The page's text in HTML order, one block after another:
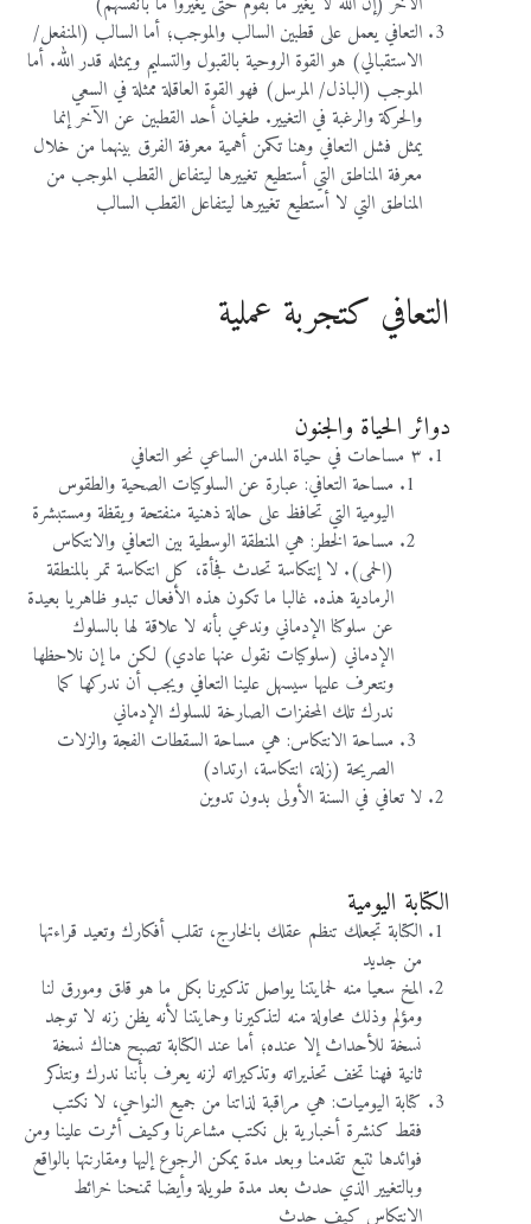
التعافي يعمل على قطبين السالب والموجب؛ أما السالب (المنفعل/
الاستقبالي) هو القوة الروحية بالقبول والتسليم ويمثله قدر الله. أما
الموجب (الباذل/ المرسل) فهو القوة العاقلة ممثلة في السعي
والحركة والرغبة في التغيير. طغيان أحد القطبين عن الآخر إنما
يمثل فشل التعافي وهنا تكمن أهمية معرفة الفرق بينهما من خلال
معرفة المناطق التي أستطيع تغييرها ليتفاعل القطب الموجب من
المناطق التي لا أستطيع تغييرها ليتفاعل القطب السالب
التعافي كتجربة عملية
دوائر الحياة والجنون
٣ مساحات في حياة المدمن الساعي نحو التعافي
مساحة التعافي: عبارة عن السلوكيات الصحية والطقوس
اليومية التي تحافظ على حالة ذهنية منفتحة ويقظة ومستبشرة
مساحة الخطر: هي المنطقة الوسطية بين التعافي والانتكاس
(الحمى). لا إنتكاسة تحدث فجأة، كل انتكاسة تمر بالمنطقة
الرمادية هذه. غالبا ما تكون هذه الأفعال تبدو ظاهريا بعيدة
عن سلوكنا الإدماني وندعي بأنه لا علاقة لها بالسلوك
الإدماني (سلوكيات نقول عنها عادي) لكن ما إن نلاحظها
ونتعرف عليها سيسهل علينا التعافي ويجب أن ندركها كما
ندرك تلك المحفزات الصارخة للسلوك الإدماني
مساحة الانتكاس: هي مساحة السقطات الفجة والزلات
الصريحة (زلة، انتكاسة، ارتداد)
لا تعافي في السنة الأولى بدون تدوين
الكتابة اليومية
الكتابة تجعلك تنظم عقلك بالخارج، تقلب أفكارك وتعيد قراءتها
من جديد
المخ سعيا منه لحمايتنا يواصل تذكيرنا بكل ما هو قلق ومورق لنا
ومؤلم وذلك محاولة منه لتذكيرنا وحمايتنا لأنه يظن زنه لا توجد
نسخة للأحداث إلا عنده؛ أما عند الكتابة تصبح هناك نسخة
ثانية فهنا تخف تحذيراته وتذكيراته لزنه يعرف بأننا ندرك ونتذكر
كتابة اليوميات: هي مراقبة لذاتنا من جميع النواحي، لا نكتب
فقط كنشرة أخبارية بل نكتب مشاعرنا وكيف أثرت علينا ومن
فوائدها تتبع تقدمنا وبعد مدة يمكن الرجوع إليها ومقارنتها بالواقع
وبالتغيير الذي حدث بعد مدة طويلة وأيضا تمنحنا خرائط
الانتكاس كيف حدث